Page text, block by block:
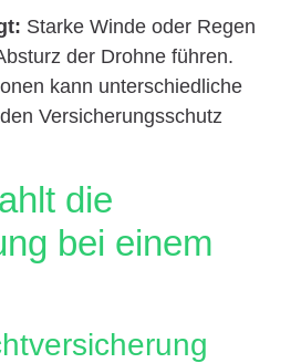
Starke Winde oder Regen
der Drohne führen.
kann unterschiedliche
Versicherungsschutz
die
bei einem